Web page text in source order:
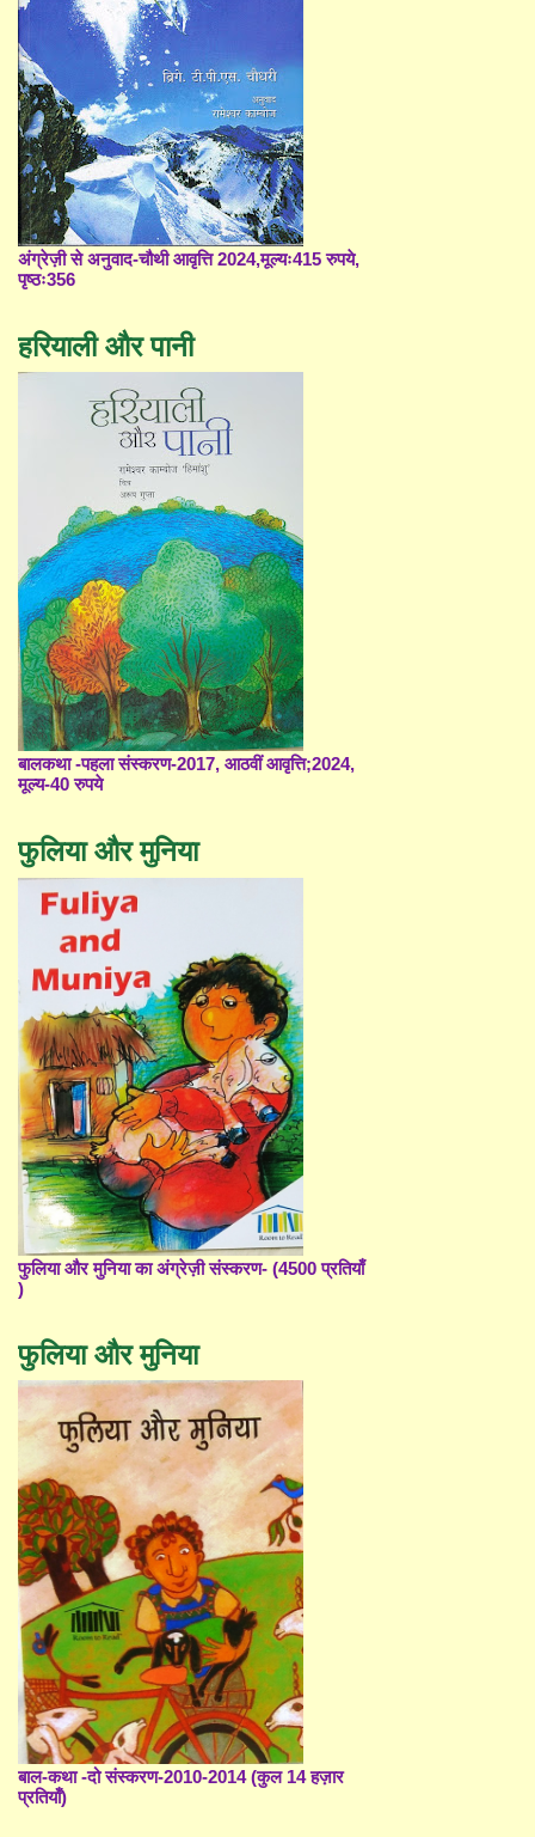
अंग्रेज़ी से अनुवाद-चौथी आवृत्ति 2024,मूल्यः415 रुपये,
पृष्ठः356
हरियाली और पानी
बालकथा -पहला संस्करण-2017, आठवीं आवृत्ति;2024,
मूल्य-40 रुपये
फुलिया और मुनिया
फुलिया और मुनिया का अंग्रेज़ी संस्करण- (4500 प्रतियाँ
)
फुलिया और मुनिया
बाल-कथा -दो संस्करण-2010-2014 (कुल 14 हज़ार
प्रतियाँ)